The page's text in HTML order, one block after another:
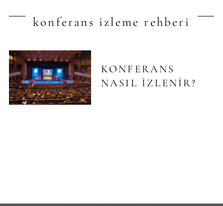
konferans izleme rehberi
KONFERANS
NASIL IZLENIR?